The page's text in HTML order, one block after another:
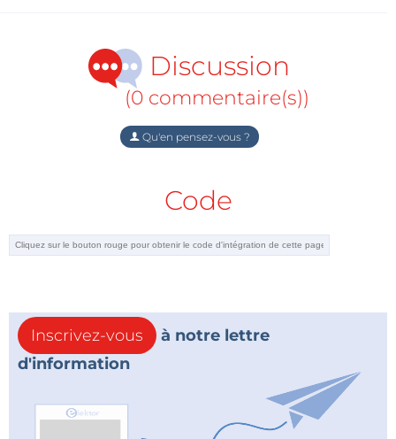
Discussion
(0 commentaire(s))
Qu'en pensez-vous ?
Code
Inscrivez-vous
à notre lettre
d'information